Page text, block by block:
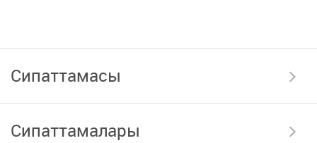
Сипаттамасы
Сипаттамалары